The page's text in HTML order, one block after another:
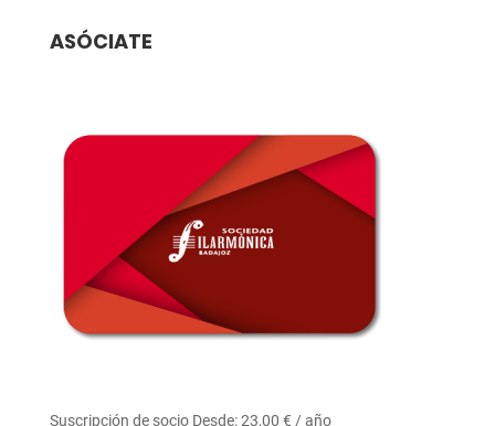
ASÓCIATE
Suscripción de socio Desde:23,00 € / año